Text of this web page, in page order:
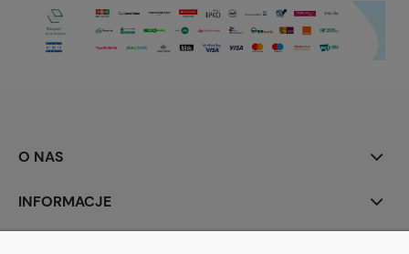
O NAS
INFORMACJE